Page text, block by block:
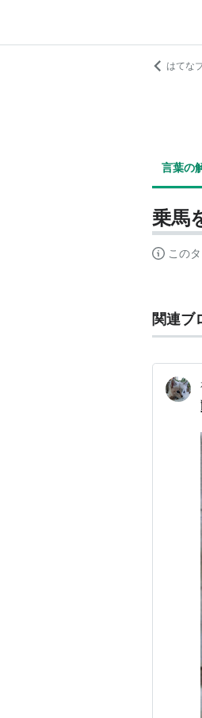
はてな
言葉の
乗馬
この
関連ブ